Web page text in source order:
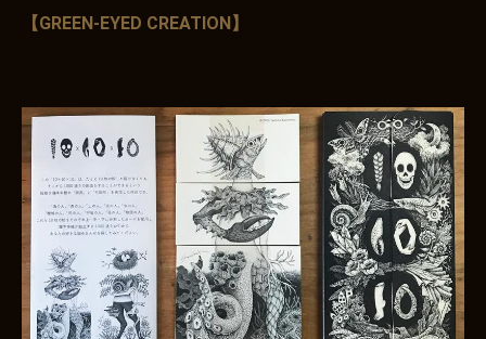
【GREEN-EYED CREATION】